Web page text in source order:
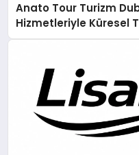
Anato Tour Turizm
Hizmetleriyle Küresel